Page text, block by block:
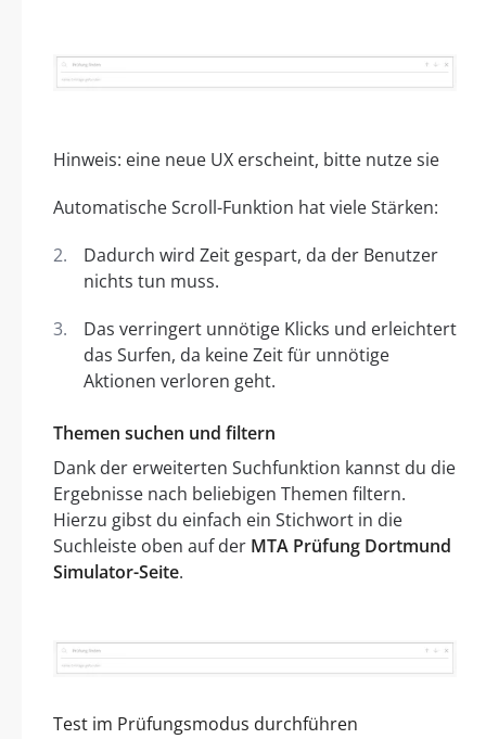
Hinweis: eine neue UX erscheint, bitte nutze sie
Automatische Scroll-Funktion hat viele Stärken:
Dadurch wird Zeit gespart, da der Benutzer
nichts tun muss.
Das verringert unnötige Klicks und erleichtert
das Surfen, da keine Zeit für unnötige
Aktionen verloren geht.
Themen suchen und filtern
Dank der erweiterten Suchfunktion kannst du die
Ergebnisse nach beliebigen Themen filtern.
Hierzu gibst du einfach ein Stichwort in die
Suchleiste oben auf der MTA Prüfung Dortmund
Simulator-Seite.
Test im Prüfungsmodus durchführen